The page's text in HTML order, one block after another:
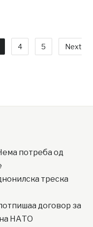
4 5 Next
потреба од
треска
договор за
НАТО